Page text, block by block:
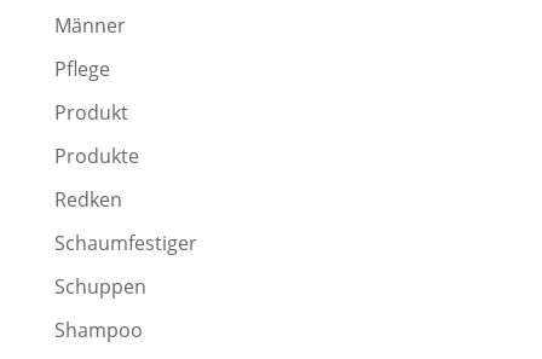
Männer
Pflege
Produkt
Produkte
Redken
Schaumfestiger
Schuppen
Shampoo